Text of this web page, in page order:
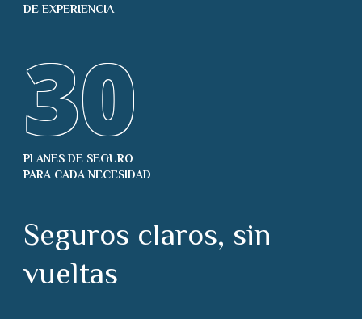
DE EXPERIENCIA
30
PLANES DE SEGURO
PARA CADA NECESIDAD
Seguros claros, sin
vueltas